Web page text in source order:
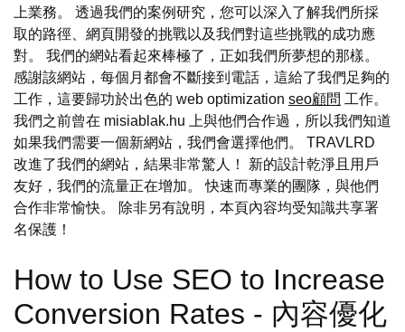
上業務。 透過我們的案例研究，您可以深入了解我們所採
取的路徑、網頁開發的挑戰以及我們對這些挑戰的成功應
對。 我們的網站看起來棒極了，正如我們所夢想的那樣。
感謝該網站，每個月都會不斷接到電話，這給了我們足夠的
工作，這要歸功於出色的 web optimization seo顧問 工作。
我們之前曾在 misiablak.hu 上與他們合作過，所以我們知道
如果我們需要一個新網站，我們會選擇他們。 TRAVLRD
改進了我們的網站，結果非常驚人！ 新的設計乾淨且用戶
友好，我們的流量正在增加。 快速而專業的團隊，與他們
合作非常愉快。 除非另有說明，本頁內容均受知識共享署
名保護！
How to Use SEO to Increase
Conversion Rates - 內容優化